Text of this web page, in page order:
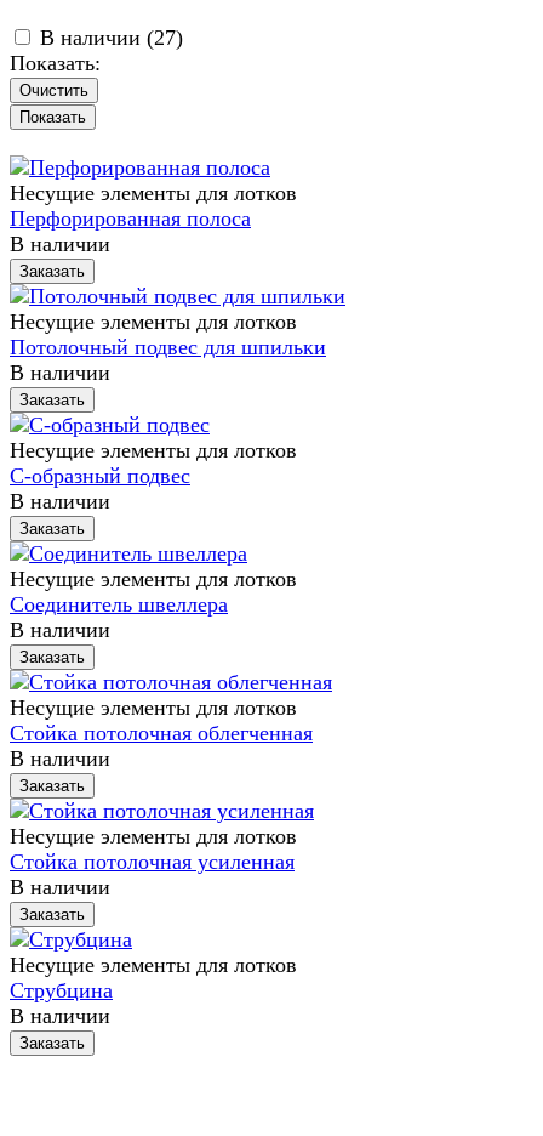
В наличии (27)
Показать:
Очистить
Несущие элементы для лотков
Перфорированная полоса
В наличии
Заказать
Несущие элементы для лотков
Потолочный подвес для шпильки
В наличии
Заказать
Несущие элементы для лотков
С-образный подвес
В наличии
Заказать
Несущие элементы для лотков
Соединитель швеллера
В наличии
Заказать
Несущие элементы для лотков
Стойка потолочная облегченная
В наличии
Заказать
Несущие элементы для лотков
Стойка потолочная усиленная
В наличии
Заказать
Несущие элементы для лотков
Струбцина
В наличии
Заказать